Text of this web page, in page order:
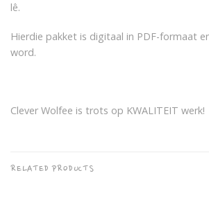
lê.
Hierdie pakket is digitaal in PDF-formaat
word.
Clever Wolfee is trots op KWALITEIT werk!
RELATED PRODUCTS